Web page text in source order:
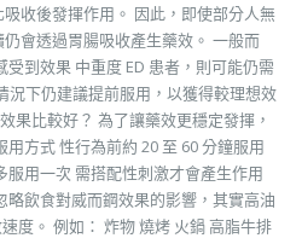
收後發揮作用。 因此，即使部分人無
會透過胃腸吸收產生藥效。 一般而
到效果 中重度 ED 患者，則可能仍需
況下仍建議提前服用，以獲得較理想效
果比較好？ 為了讓藥效更穩定發揮，
方式 性行為前約 20 至 60 分鐘服用
用一次 需搭配性刺激才會產生作用
飲食對威而鋼效果的影響，其實高油
度。 例如： 炸物 燒烤 火鍋 高脂牛排